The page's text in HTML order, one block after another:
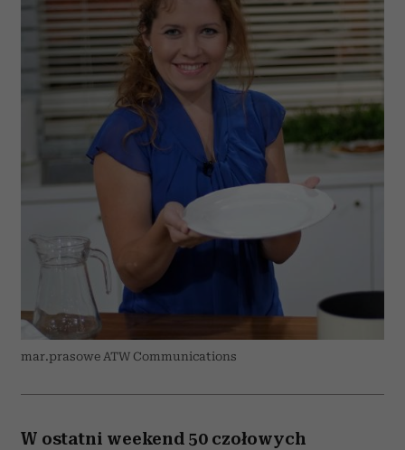
mar.prasowe ATW Communications
W ostatni weekend 50 czołowych